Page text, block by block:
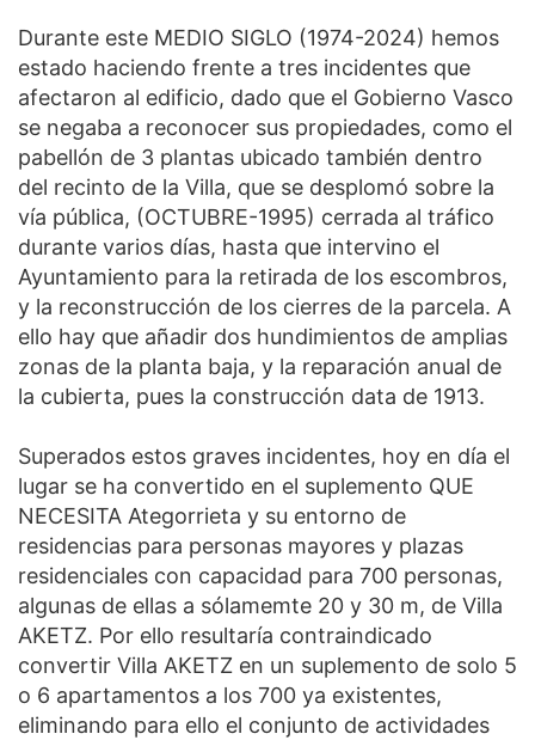
Durante este MEDIO SIGLO (1974-2024) hemos
estado haciendo frente a tres incidentes que
afectaron al edificio, dado que el Gobierno Vasco
se negaba a reconocer sus propiedades, como el
pabellón de 3 plantas ubicado también dentro
del recinto de la Villa, que se desplomó sobre la
vía pública, (OCTUBRE-1995) cerrada al tráfico
durante varios días, hasta que intervino el
Ayuntamiento para la retirada de los escombros,
y la reconstrucción de los cierres de la parcela. A
ello hay que añadir dos hundimientos de amplias
zonas de la planta baja, y la reparación anual de
la cubierta, pues la construcción data de 1913.
Superados estos graves incidentes, hoy en día el
lugar se ha convertido en el suplemento QUE
NECESITA Ategorrieta y su entorno de
residencias para personas mayores y plazas
residenciales con capacidad para 700 personas,
algunas de ellas a sólamemte 20 y 30 m, de Villa
AKETZ. Por ello resultaría contraindicado
convertir Villa AKETZ en un suplemento de solo 5
o 6 apartamentos a los 700 ya existentes,
eliminando para ello el conjunto de actividades